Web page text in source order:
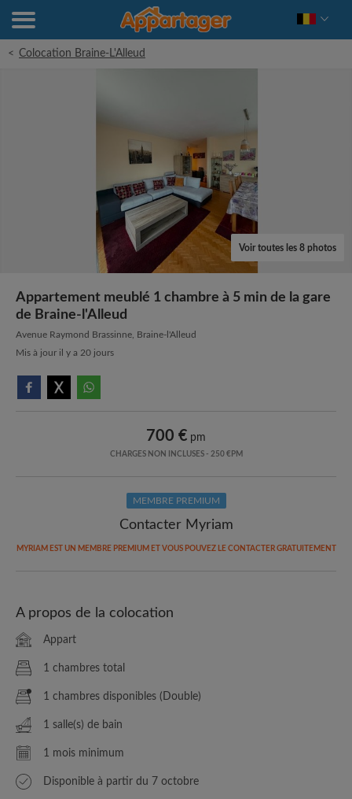
< Colocation Braine-L'Alleud
Voir toutes les 8 photos
Appartement meublé 1 chambre à 5 min de la gare
de Braine-l'Alleud
Avenue Raymond Brassinne, Braine-l'Alleud
Mis à jour il y a 20 jours
700 € pm
CHARGES NON INCLUSES - 250 €PM
MEMBRE PREMIUM
Contacter Myriam
MYRIAM EST UN MEMBRE PREMIUM ET VOUS POUVEZ LE CONTACTER GRATUITEMENT
A propos de la colocation
Appart
1 chambres total
1 chambres disponibles (Double)
1 salle(s) de bain
1 mois minimum
Disponible à partir du 7 octobre